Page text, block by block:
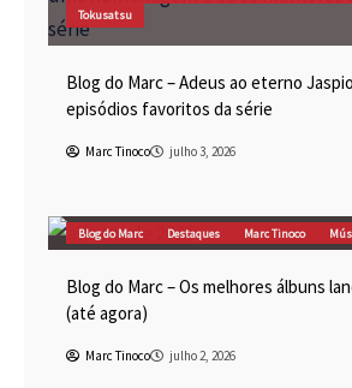
Tokusatsu
Blog do Marc – Adeus ao eterno
episódios favoritos da série
Marc Tinoco julho 3, 2026
Blog do Marc Destaques Marc Tinoco
Blog do Marc – Os melhores álbuns
(até agora)
Marc Tinoco julho 2, 2026